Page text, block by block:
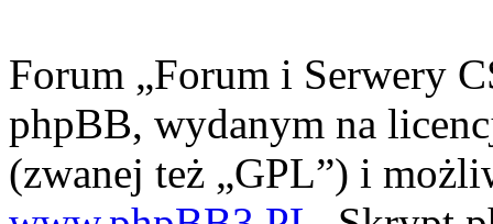
Forum „Forum i Serwery
phpBB, wydanym na
(zwanej też „GPL”) i